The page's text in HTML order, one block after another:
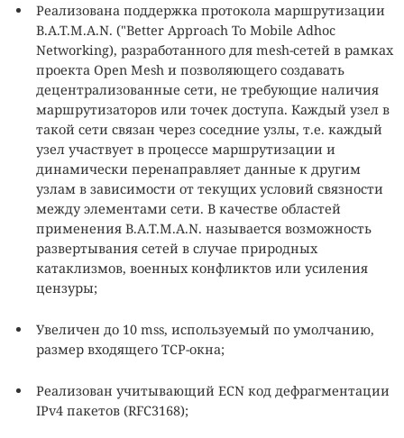
Реализована поддержка протокола маршрутизации
B.A.T.M.A.N. ("Better Approach To Mobile Adhoc
Networking), разработанного для mesh-сетей в рамках
проекта Open Mesh и позволяющего создавать
децентрализованные сети, не требующие наличия
маршрутизаторов или точек доступа. Каждый узел в
такой сети связан через соседние узлы, т.е. каждый
узел участвует в процессе маршрутизации и
динамически перенаправляет данные к другим
узлам в зависимости от текущих условий связности
между элементами сети. В качестве областей
применения B.A.T.M.A.N. называется возможность
развертывания сетей в случае природных
катаклизмов, военных конфликтов или усиления
цензуры;
Увеличен до 10 mss, используемый по умолчанию,
размер входящего TCP-окна;
Реализован учитывающий ECN код дефрагментации
IPv4 пакетов (RFC3168);